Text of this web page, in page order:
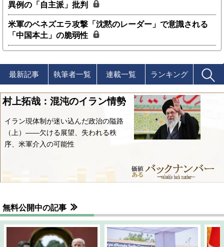
異例の「自主派」批判
米軍のベネズエラ攻撃「沈黙のレーダー」で意識される
「中国本土」の脆弱性
最新記事 執筆者一覧 連載一覧 ランキング
村上拓哉：混沌のイラン情勢
イラン現体制が迷い込んだ政治の隘路
（上）――欠ける展望、失われる秩
序、米軍介入の可能性
無料公開中の記事